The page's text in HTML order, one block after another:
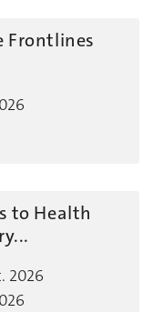
Frontlines
to Health
2026